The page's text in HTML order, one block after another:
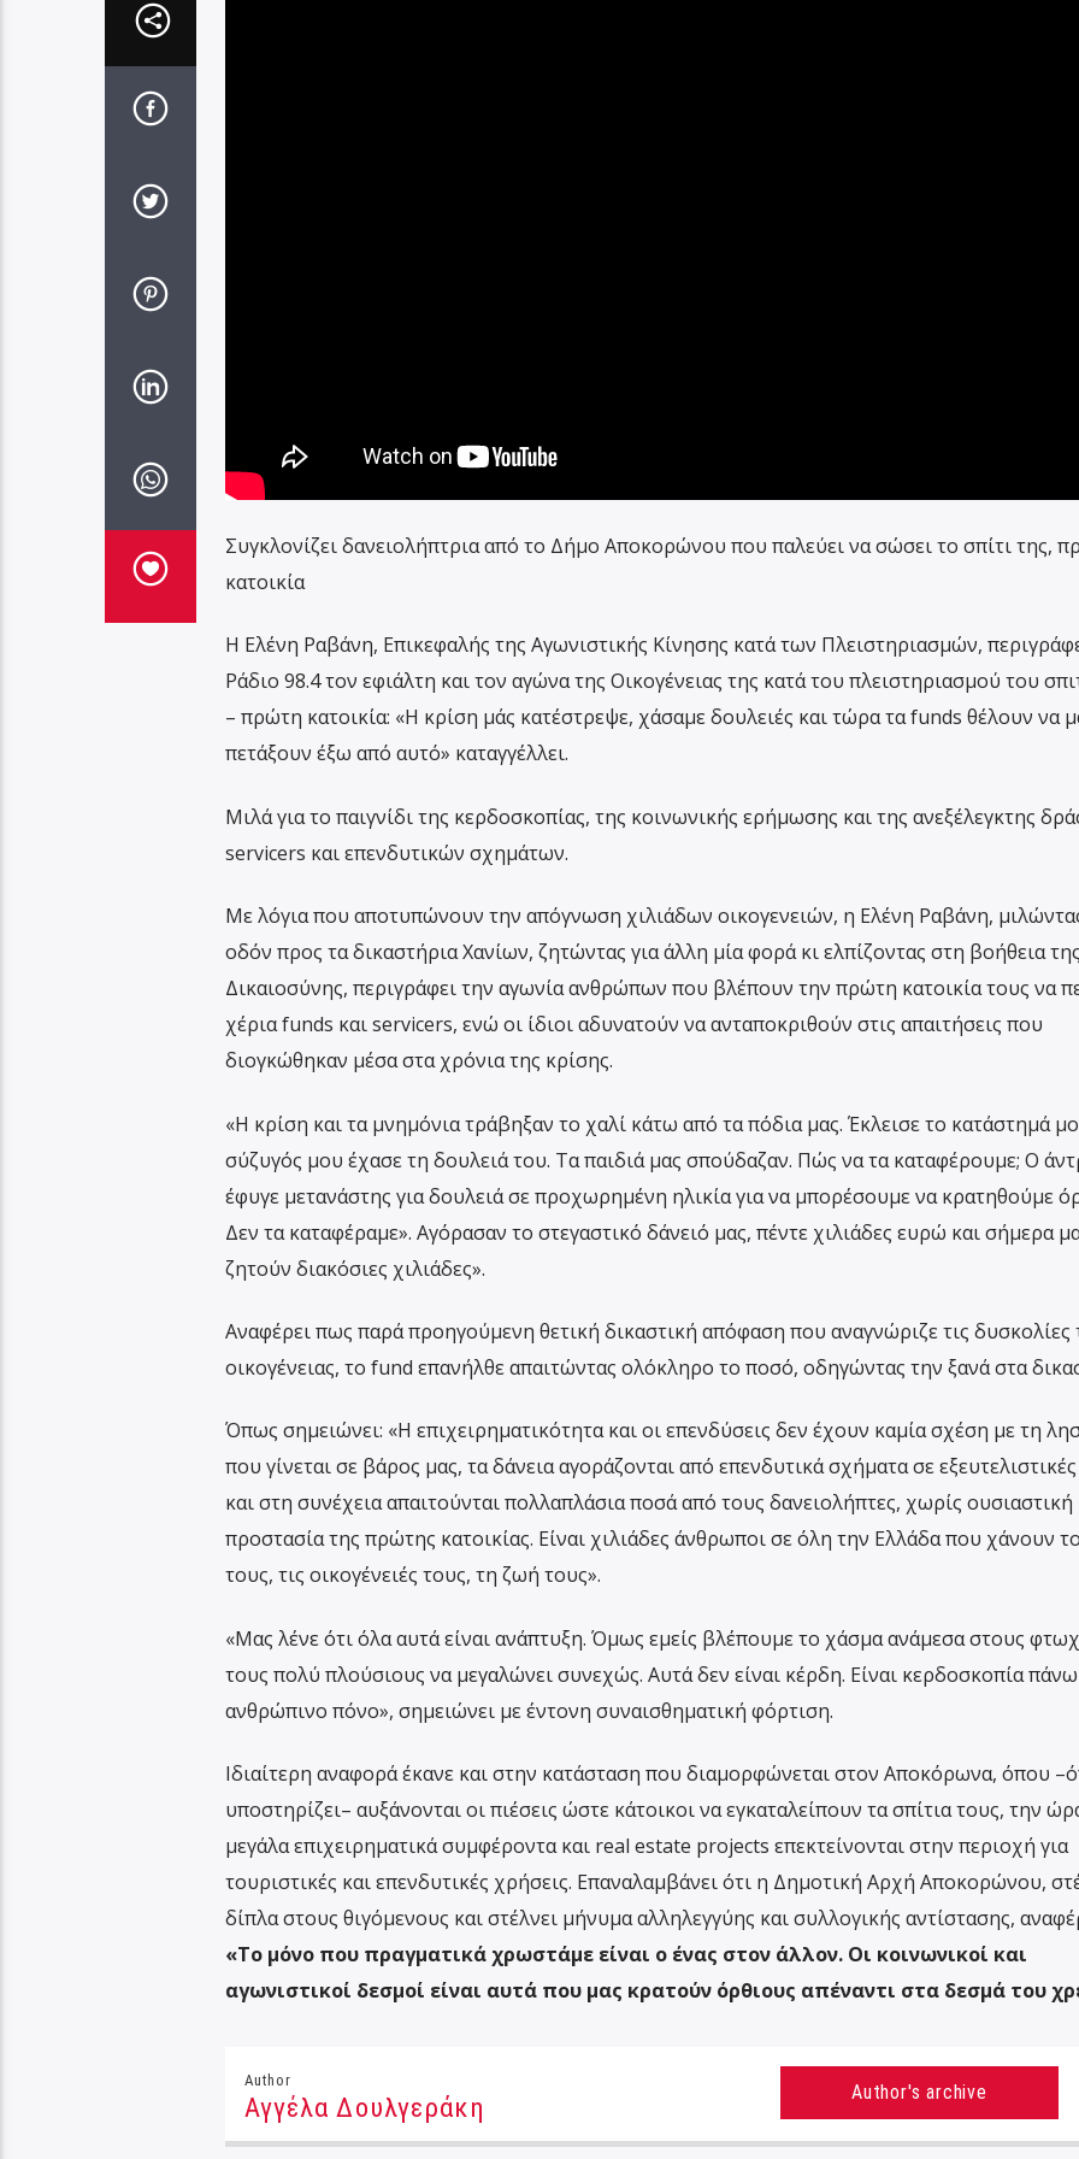
Συγκλονίζει δανειολήπτρια από το Δήμο Αποκορώνου που παλεύει να σώσει το σπίτι της,
κατοικία
Η Ελένη Ραβάνη, Επικεφαλής της Αγωνιστικής Κίνησης κατά των Πλειστηριασμών,
Ράδιο 98.4 τον εφιάλτη και τον αγώνα της Οικογένειας της κατά του πλειστηριασμού του
– πρώτη κατοικία: «Η κρίση μάς κατέστρεψε, χάσαμε δουλειές και τώρα τα funds θέλουν να
πετάξουν έξω από αυτό» καταγγέλλει.
Μιλά για το παιγνίδι της κερδοσκοπίας, της κοινωνικής ερήμωσης και της ανεξέλεγκτης
servicers και επενδυτικών σχημάτων.
Με λόγια που αποτυπώνουν την απόγνωση χιλιάδων οικογενειών, η Ελένη Ραβάνη,
οδόν προς τα δικαστήρια Χανίων, ζητώντας για άλλη μία φορά κι ελπίζοντας στη βοήθεια της
Δικαιοσύνης, περιγράφει την αγωνία ανθρώπων που βλέπουν την πρώτη κατοικία τους να
χέρια funds και servicers, ενώ οι ίδιοι αδυνατούν να ανταποκριθούν στις απαιτήσεις που
διογκώθηκαν μέσα στα χρόνια της κρίσης.
«Η κρίση και τα μνημόνια τράβηξαν το χαλί κάτω από τα πόδια μας. Έκλεισε το κατάστημά
σύζυγός μου έχασε τη δουλειά του. Τα παιδιά μας σπούδαζαν. Πώς να τα καταφέρουμε; Ο
έφυγε μετανάστης για δουλειά σε προχωρημένη ηλικία για να μπορέσουμε να κρατηθούμε
Δεν τα καταφέραμε». Αγόρασαν το στεγαστικό δάνειό μας, πέντε χιλιάδες ευρώ και σήμερα
ζητούν διακόσιες χιλιάδες».
Αναφέρει πως παρά προηγούμενη θετική δικαστική απόφαση που αναγνώριζε τις δυσκολίες
οικογένειας, το fund επανήλθε απαιτώντας ολόκληρο το ποσό, οδηγώντας την ξανά στα
Όπως σημειώνει: «Η επιχειρηματικότητα και οι επενδύσεις δεν έχουν καμία σχέση με τη
που γίνεται σε βάρος μας, τα δάνεια αγοράζονται από επενδυτικά σχήματα σε εξευτελιστικές
και στη συνέχεια απαιτούνται πολλαπλάσια ποσά από τους δανειολήπτες, χωρίς ουσιαστική
προστασία της πρώτης κατοικίας. Είναι χιλιάδες άνθρωποι σε όλη την Ελλάδα που χάνουν
τους, τις οικογένειές τους, τη ζωή τους».
«Μας λένε ότι όλα αυτά είναι ανάπτυξη. Όμως εμείς βλέπουμε το χάσμα ανάμεσα στους
τους πολύ πλούσιους να μεγαλώνει συνεχώς. Αυτά δεν είναι κέρδη. Είναι κερδοσκοπία
ανθρώπινο πόνο», σημειώνει με έντονη συναισθηματική φόρτιση.
Ιδιαίτερη αναφορά έκανε και στην κατάσταση που διαμορφώνεται στον Αποκόρωνα, όπου
υποστηρίζει– αυξάνονται οι πιέσεις ώστε κάτοικοι να εγκαταλείπουν τα σπίτια τους, την
μεγάλα επιχειρηματικά συμφέροντα και real estate projects επεκτείνονται στην περιοχή για
τουριστικές και επενδυτικές χρήσεις. Επαναλαμβάνει ότι η Δημοτική Αρχή Αποκορώνου,
δίπλα στους θιγόμενους και στέλνει μήνυμα αλληλεγγύης και συλλογικής αντίστασης,
«Το μόνο που πραγματικά χρωστάμε είναι ο ένας στον άλλον. Οι κοινωνικοί και
αγωνιστικοί δεσμοί είναι αυτά που μας κρατούν όρθιους απέναντι στα δεσμά του
Author
Αγγέλα Δουλγεράκη Author's archive